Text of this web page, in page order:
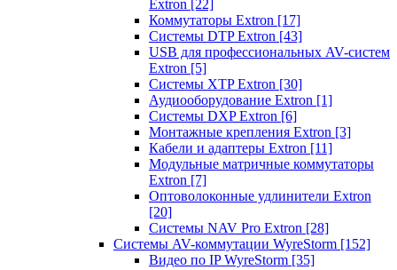
Extron [22]
Коммутаторы Extron [17]
Системы DTP Extron [43]
USB для профессиональных AV-систем
Extron [5]
Системы XTP Extron [30]
Аудиооборудование Extron [1]
Системы DXP Extron [6]
Монтажные крепления Extron [3]
Кабели и адаптеры Extron [11]
Модульные матричные коммутаторы
Extron [7]
Оптоволоконные удлинители Extron
[20]
Системы NAV Pro Extron [28]
Системы AV-коммутации WyreStorm [152]
Видео по IP WyreStorm [35]